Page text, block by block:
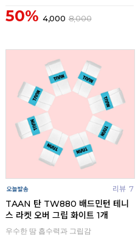
50% 4,000 8,000
리뷰 7
TAAN 탄 TW880 배드민턴 테니
스 라켓 오버 그립 화이트 1개
우수한 땀 흡수력과 그립감